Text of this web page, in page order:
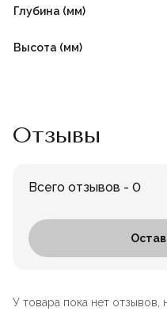
Глубина (мм)
Высота (мм)
Отзывы
Всего отзывов - 0
У товара пока нет